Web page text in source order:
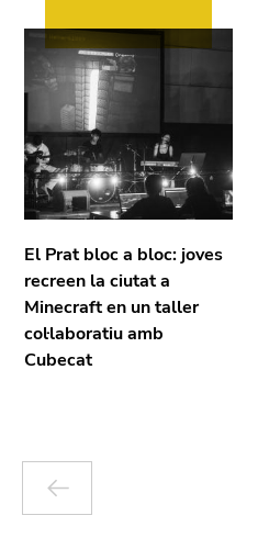
El Prat bloc a bloc: joves
recreen la ciutat a
Minecraft en un taller
col·laboratiu amb
Cubecat